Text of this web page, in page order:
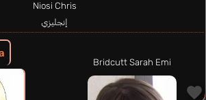
Niosi Chris
إنجليزي
Bridcutt Sarah Emi